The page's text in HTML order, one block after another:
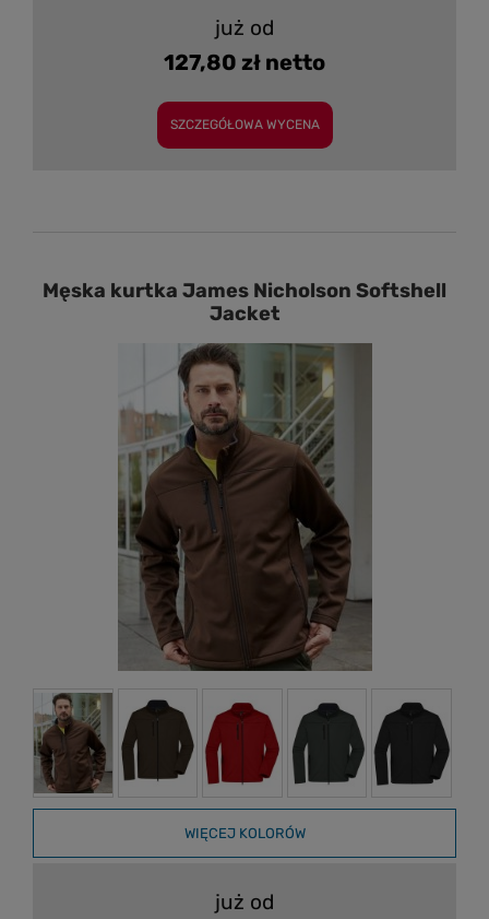
już od
127,80 zł netto
SZCZEGÓŁOWA WYCENA
Męska kurtka James Nicholson Softshell
Jacket
WIĘCEJ KOLORÓW
już od